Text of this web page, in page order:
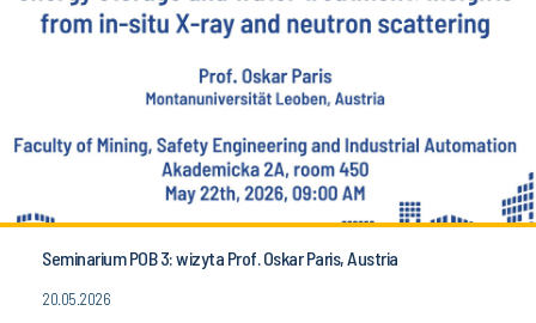
Seminarium POB 3: wizyta Prof. Oskar Paris, Austria
20.05.2026